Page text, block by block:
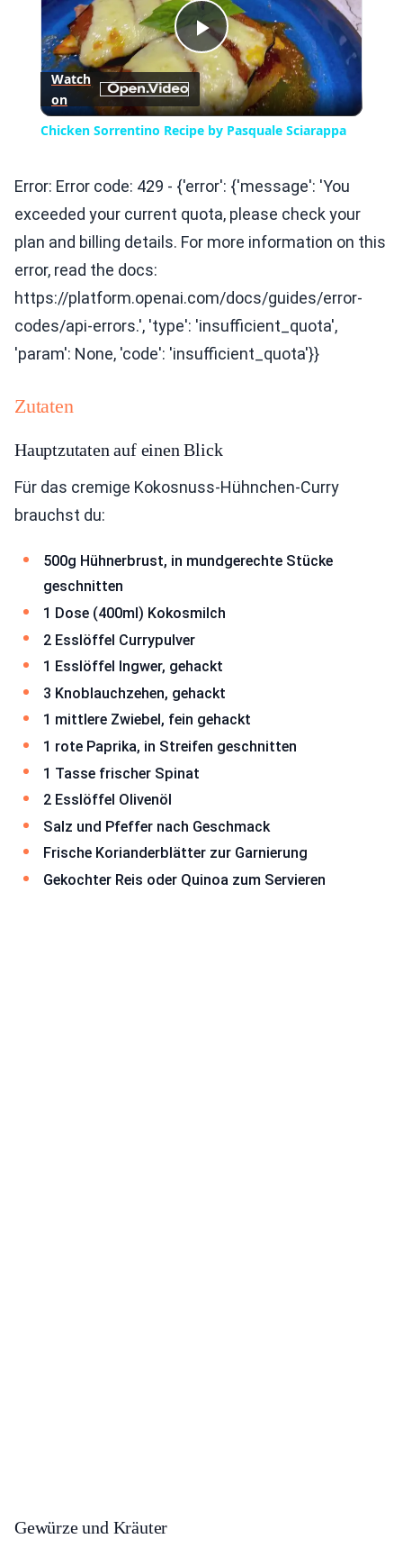
Play
Video
Watch
on
Chicken Sorrentino Recipe by Pasquale Sciarappa
Error: Error code: 429 - {'error': {'message': 'You
exceeded your current quota, please check your
plan and billing details. For more information on this
error, read the docs:
https://platform.openai.com/docs/guides/error-
codes/api-errors.', 'type': 'insufficient_quota',
'param': None, 'code': 'insufficient_quota'}}
Zutaten
Hauptzutaten auf einen Blick
Für das cremige Kokosnuss-Hühnchen-Curry
brauchst du:
500g Hühnerbrust, in mundgerechte Stücke
geschnitten
1 Dose (400ml) Kokosmilch
2 Esslöffel Currypulver
1 Esslöffel Ingwer, gehackt
3 Knoblauchzehen, gehackt
1 mittlere Zwiebel, fein gehackt
1 rote Paprika, in Streifen geschnitten
1 Tasse frischer Spinat
2 Esslöffel Olivenöl
Salz und Pfeffer nach Geschmack
Frische Korianderblätter zur Garnierung
Gekochter Reis oder Quinoa zum Servieren
Gewürze und Kräuter